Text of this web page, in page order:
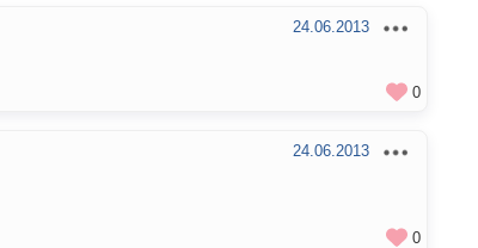
24.06.2013
0
24.06.2013
0